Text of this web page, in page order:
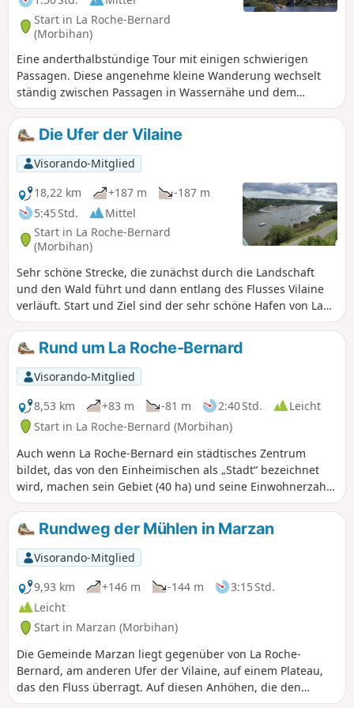
Start in La Roche-Bernard
(Morbihan)
Eine anderthalbstündige Tour mit einigen schwierigen
Passagen. Diese angenehme kleine Wanderung wechselt
ständig zwischen Passagen in Wassernähe und dem
Erklimmen von Anhöhen ab und führt außerdem über zwei
Brücken etwa 50 Meter über der Vilaine. Auf dem Brücken-
Rundweg kannst Du einen kleinen Abschnitt des Flusses in
dem Teil entdecken, in dem er durch den Sillon de Bretagne
fließt. Bereite Deine Waden vor!
Die Ufer der Vilaine
Visorando-Mitglied
18,22 km
+187 m
-187 m
5:45 Std.
Mittel
Start in La Roche-Bernard
(Morbihan)
Sehr schöne Strecke, die zunächst durch die Landschaft
und den Wald führt und dann entlang des Flusses Vilaine
verläuft. Start und Ziel sind der sehr schöne Hafen von La
Roche-Bernard.
Rund um La Roche-Bernard
Visorando-Mitglied
8,53 km
+83 m -81 m 2:40 Std.
Leicht
Start in La Roche-Bernard (Morbihan)
Auch wenn La Roche-Bernard ein städtisches Zentrum
bildet, das von den Einheimischen als „Stadt“ bezeichnet
wird, machen sein Gebiet (40 ha) und seine Einwohnerzahl
(ca. 700) es zu einem der kleinsten Kantonshauptorte
Frankreichs. Es ist umgeben von den Gemeinden Nivillac,
Herbignac und Férel, auf die sich der größte Teil des
Ballungsraums erstreckt. Die vorgeschlagene
Rundwanderung ermöglicht es, das Gebiet zu umrunden.
Rundweg der Mühlen in Marzan
Visorando-Mitglied
9,93 km
+146 m -144 m
3:15 Std.
Leicht
Start in Marzan (Morbihan)
Die Gemeinde Marzan liegt gegenüber von La Roche-
Bernard, am anderen Ufer der Vilaine, auf einem Plateau,
das den Fluss überragt. Auf diesen Anhöhen, die den
Meereswinden ausgesetzt sind, befinden sich die Überreste